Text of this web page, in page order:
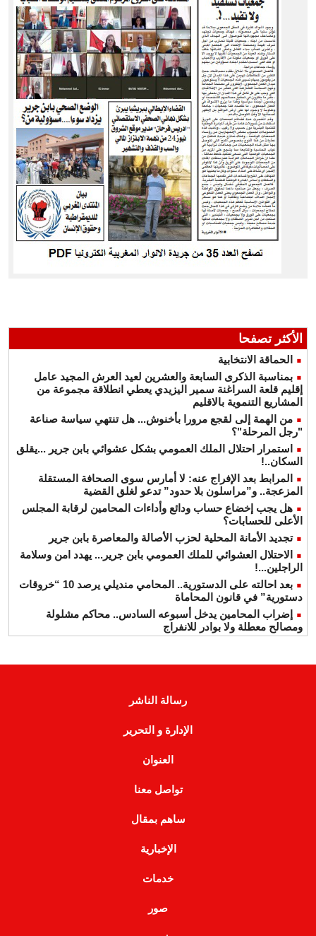
الأكثر تصفحا
الحماقة الانتخابية
بمناسبة الذكرى السابعة والعشرين لعيد العرش المجيد عامل
إقليم قلعة السراغنة سمير اليزيدي يعطي انطلاقة مجموعة من
المشاريع التنموية بالاقليم
من الهمة إلى لقجع مرورا بأخنوش... هل تنتهي سياسة صناعة
"رجل المرحلة"؟
استمرار احتلال الملك العمومي بشكل عشوائي بابن جرير ...يقلق
السكان..!
المرابط بعد الإفراج عنه: لا أمارس سوى الصحافة المستقلة
المزعجة.. و”مراسلون بلا حدود” تدعو لغلق القضية
هل يجب إخضاع حساب ودائع وأداءات المحامين لرقابة المجلس
الأعلى للحسابات؟
تجديد الأمانة المحلية لحزب الأصالة والمعاصرة بابن جرير
الاحتلال العشوائي للملك العمومي بابن جرير... يهدد امن وسلامة
الراجلين...!
بعد احالته على الدستورية.. المحامي منديلي يرصد 10 “خروقات
دستورية” في قانون المحاماة
إضراب المحامين يدخل أسبوعه السادس.. محاكم مشلولة
ومصالح معطلة ولا بوادر للانفراج
رسالة الناشر
الإدارة و التحرير
العنوان
تواصل معنا
ساهم بمقال
الإخبارية
خدمات
صور